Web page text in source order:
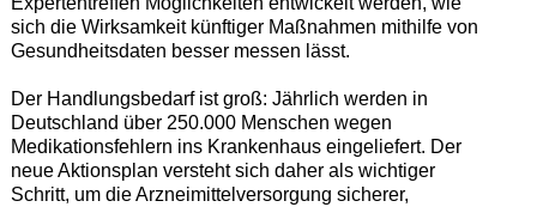
sich die Wirksamkeit künftiger Maßnahmen mithilfe von
Gesundheitsdaten besser messen lässt.
Der Handlungsbedarf ist groß: Jährlich werden in
Deutschland über 250.000 Menschen wegen
Medikationsfehlern ins Krankenhaus eingeliefert. Der
neue Aktionsplan versteht sich daher als wichtiger
Schritt, um die Arzneimittelversorgung sicherer,